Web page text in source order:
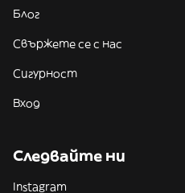
Блог
Свържете се с нас
Сигурност
Вход
Следвайте ни
Instagram